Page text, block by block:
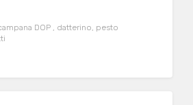
DOP , datterino, pesto